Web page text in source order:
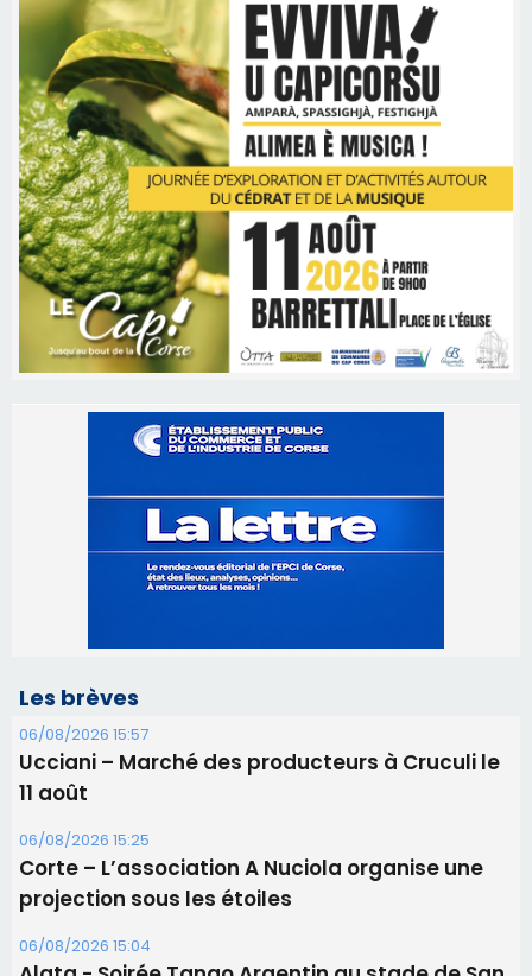
Les brèves
06/08/2026 15:57
11 août
06/08/2026 15:25
projection sous les étoiles